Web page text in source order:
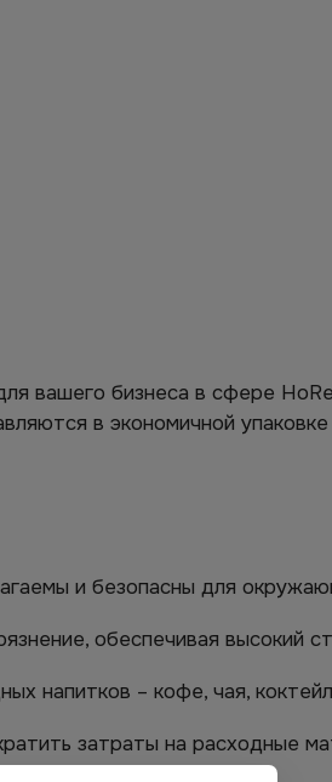
вашего бизнеса в сфере
в экономичной
и безопасны для
обеспечивая высокий
напитков – кофе, чая,
затраты на расходные